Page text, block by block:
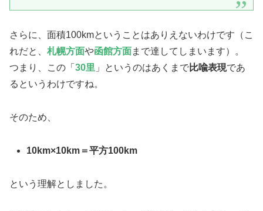
さらに、面積100kmということはありえないわけです（こ
れだと、 札幌方面や函館方面まで達してしまいます）。
つまり、この「 30里 」というのはあくまで比喩表現であ
るというわけですね。
そのため、
10km×10km＝平方100km
という理解としました。